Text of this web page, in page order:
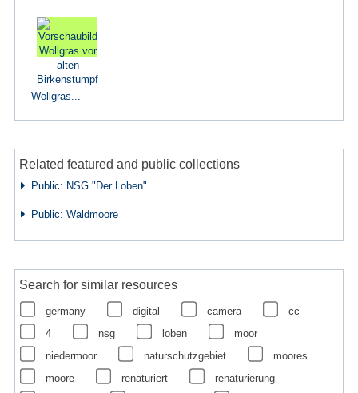
Wollgras...
Related featured and public collections
Public: NSG "Der Loben"
Public: Waldmoore
Search for similar resources
germany digital camera
cc
4
nsg loben
moor
niedermoor
naturschutzgebiet
moores
moore
renaturiert
renaturierung